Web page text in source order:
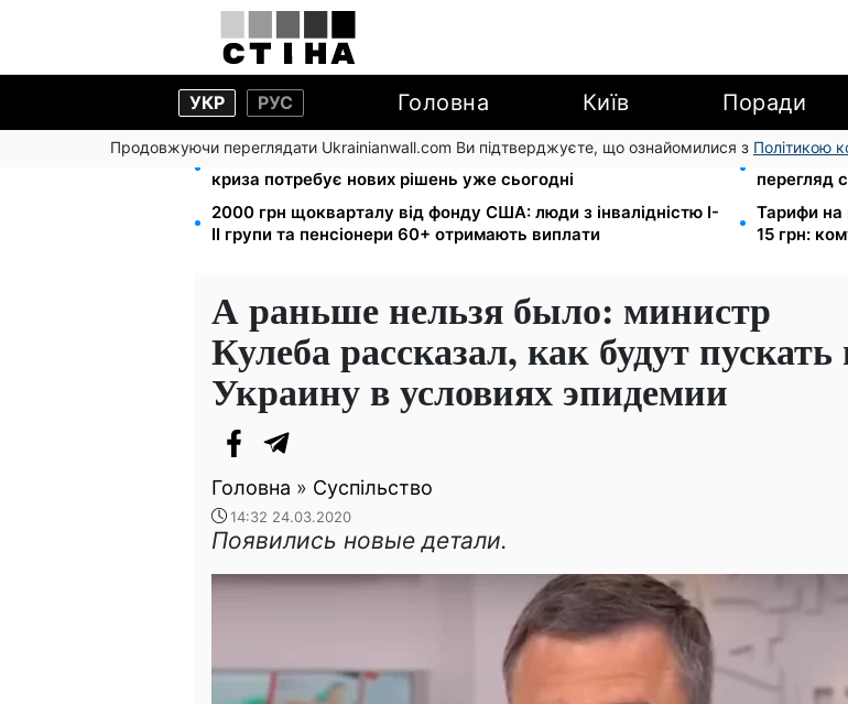
УКР РУС Головна Київ Поради
Продовжуючи переглядати Ukrainianwall.com Ви підтверджуєте, що ознайомилися з Політикою
Директорка ДОЗ Києва Тетяна Мостепан: Демографічна
криза потребує нових рішень уже сьогодні
Пенсійна
перегляд
2000 грн щокварталу від фонду США: люди з інвалідністю I-
II групи та пенсіонери 60+ отримають виплати
Тарифи на
15 грн:
А раньше нельзя было: министр
Кулеба рассказал, как будут пускать
Украину в условиях эпидемии
Головна » Суспільство
14:32 24.03.2020
Появились новые детали.